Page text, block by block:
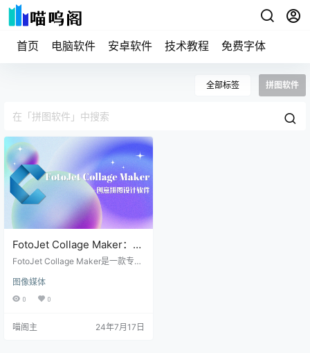
首页 电脑软件 安卓软件 技术教程 免费字体
全部标签 拼图软件
FotoJet Collage Maker：拼
图设计软件，内置百种创意
FotoJet Collage Maker是一款专注
了丰富的模板和布局选项，无论是
杂志封面风格、网格拼图还是自由
快速上手，再加上文字、图形、背
图像媒体
0 0
喵阁主 24年7月17日